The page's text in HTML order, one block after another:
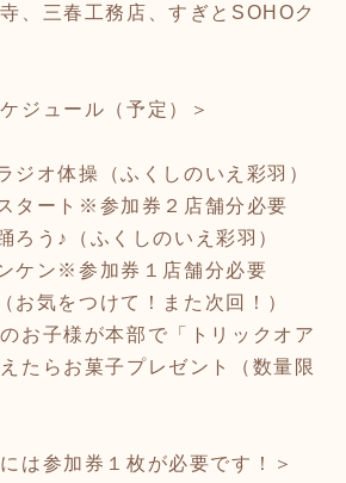
、三春工務店、すぎとSOHOク
ジュール（予定）＞
オ体操（ふくしのいえ彩羽）
ート※参加券２店舗分必要
う♪（ふくしのいえ彩羽）
ケン※参加券１店舗分必要
気をつけて！また次回！）
お子様が本部で「トリックオア
たらお菓子プレゼント（数量限
は参加券１枚が必要です！＞